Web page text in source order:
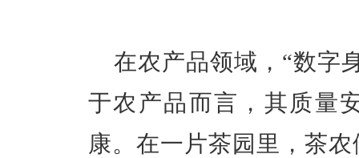
在农产品领域，“数字
于农产品而言，其质量
康。在一片茶园里，茶